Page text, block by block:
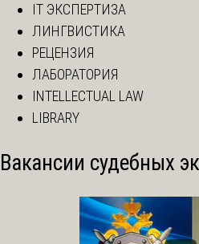
IT ЭКСПЕРТИЗА
ЛИНГВИСТИКА
РЕЦЕНЗИЯ
ЛАБОРАТОРИЯ
INTELLECTUAL LAW
LIBRARY
Вакансии судебных